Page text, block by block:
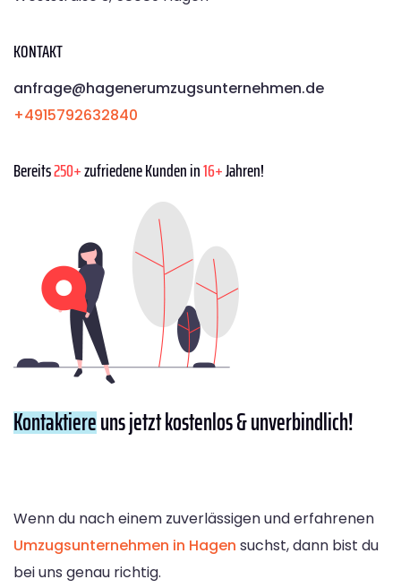
KONTAKT
anfrage@hagenerumzugsunternehmen.de
+4915792632840
Bereits250+zufriedene Kunden in16+Jahren!
Kontaktiereuns jetzt kostenlos & unverbindlich!
Wenn du nach einem zuverlässigen und erfahrenen
Umzugsunternehmen in Hagen suchst, dann bist du
bei uns genau richtig.